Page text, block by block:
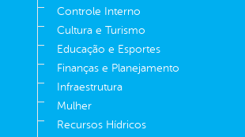
Controle Interno
Cultura e Turismo
Educação e Esportes
Finanças e Planejamento
Infraestrutura
Mulher
Recursos Hídricos